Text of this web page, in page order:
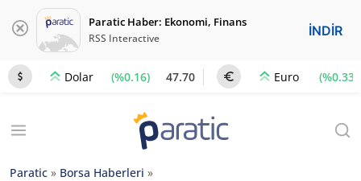
Paratic Haber: Ekonomi, Finans
RSS Interactive İNDİR
Dolar (%0.16) 47.70 Euro (%0.33)
Paratic » Borsa Haberleri »